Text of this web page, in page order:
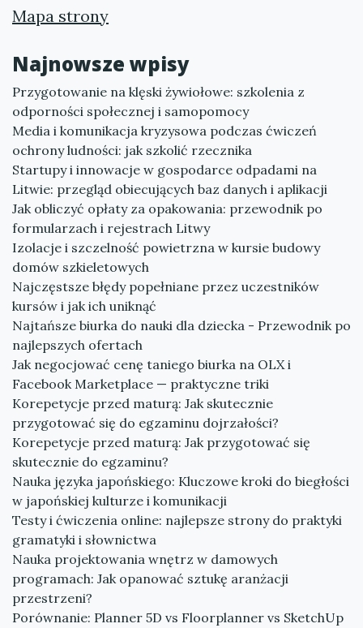
Mapa strony
Najnowsze wpisy
Przygotowanie na klęski żywiołowe: szkolenia z
odporności społecznej i samopomocy
Media i komunikacja kryzysowa podczas ćwiczeń
ochrony ludności: jak szkolić rzecznika
Startupy i innowacje w gospodarce odpadami na
Litwie: przegląd obiecujących baz danych i aplikacji
Jak obliczyć opłaty za opakowania: przewodnik po
formularzach i rejestrach Litwy
Izolacje i szczelność powietrzna w kursie budowy
domów szkieletowych
Najczęstsze błędy popełniane przez uczestników
kursów i jak ich uniknąć
Najtańsze biurka do nauki dla dziecka - Przewodnik po
najlepszych ofertach
Jak negocjować cenę taniego biurka na OLX i
Facebook Marketplace — praktyczne triki
Korepetycje przed maturą: Jak skutecznie
przygotować się do egzaminu dojrzałości?
Korepetycje przed maturą: Jak przygotować się
skutecznie do egzaminu?
Nauka języka japońskiego: Kluczowe kroki do biegłości
w japońskiej kulturze i komunikacji
Testy i ćwiczenia online: najlepsze strony do praktyki
gramatyki i słownictwa
Nauka projektowania wnętrz w damowych
programach: Jak opanować sztukę aranżacji
przestrzeni?
Porównanie: Planner 5D vs Floorplanner vs SketchUp